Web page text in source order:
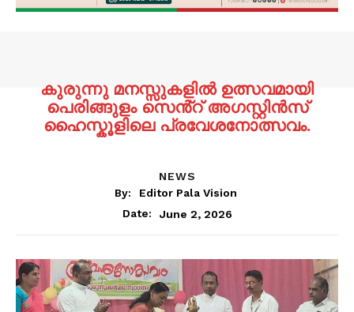
കുരുന്നു മനസ്സുകളിൽ ഉത്സവമായി
പെരിങ്ങുളം സെൻ്റ് അഗസ്റ്റിൻസ്
ഹൈസ്കൂളിലെ പ്രവേശനോത്സവം.
NEWS
By:
Editor Pala Vision
Date:
June 2, 2026